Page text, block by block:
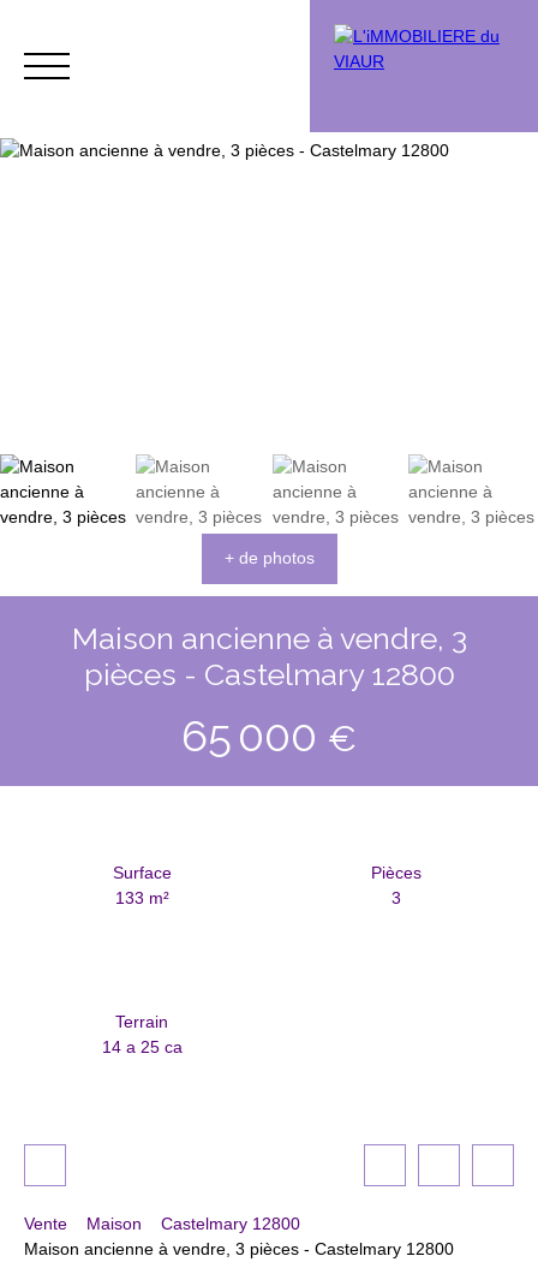
+ de photos
Maison ancienne à vendre, 3
pièces - Castelmary 12800
65 000 €
Surface
133 m²
Pièces
3
Terrain
14 a 25 ca
Vente Maison
Castelmary 12800
Maison ancienne à vendre, 3 pièces - Castelmary 12800